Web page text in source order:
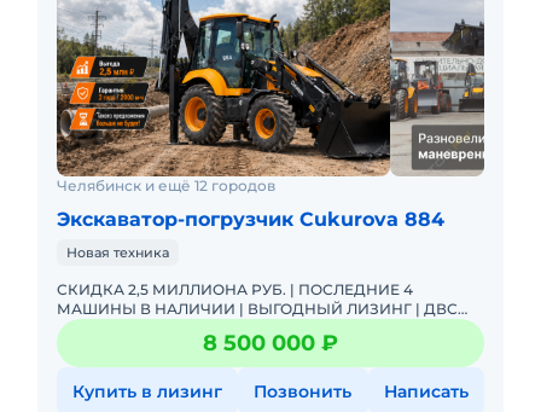
Челябинск и ещё 12 городов
Экскаватор-погрузчик Cukurova 884
Новая техника
СКИДКА 2,5 МИЛЛИОНА РУБ. | ПОСЛЕДНИЕ 4
МАШИНЫ В НАЛИЧИИ | ВЫГОДНЫЙ ЛИЗИНГ | ДВС
PERKINS | Трансмиссия ZF | 2 года или 2000 м-ч |
ОПЛАЧЕННЫЙ НДС | АДК - официаль
8 500 000 ₽
Купить в лизинг Позвонить Написать